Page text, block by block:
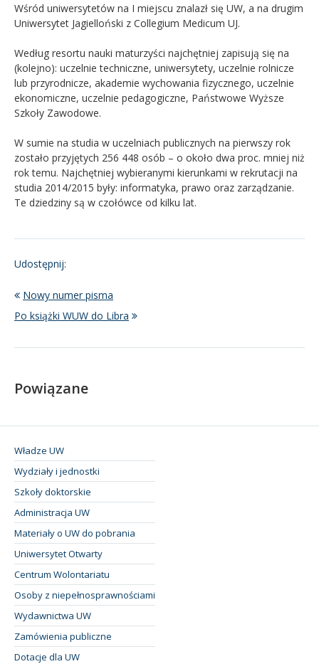
Wśród uniwersytetów na I miejscu znalazł się UW, a na drugim
Uniwersytet Jagielloński z Collegium Medicum UJ.
Według resortu nauki maturzyści najchętniej zapisują się na
(kolejno): uczelnie techniczne, uniwersytety, uczelnie rolnicze
lub przyrodnicze, akademie wychowania fizycznego, uczelnie
ekonomiczne, uczelnie pedagogiczne, Państwowe Wyższe
Szkoły Zawodowe.
W sumie na studia w uczelniach publicznych na pierwszy rok
zostało przyjętych 256 448 osób – o około dwa proc. mniej niż
rok temu. Najchętniej wybieranymi kierunkami w rekrutacji na
studia 2014/2015 były: informatyka, prawo oraz zarządzanie.
Te dziedziny są w czołówce od kilku lat.
Udostępnij:
Nowy numer pisma
Po książki WUW do Libra
Powiązane
Władze UW
Wydziały i jednostki
Szkoły doktorskie
Administracja UW
Materiały o UW do pobrania
Uniwersytet Otwarty
Centrum Wolontariatu
Osoby z niepełnosprawnościami
Wydawnictwa UW
Zamówienia publiczne
Dotacje dla UW